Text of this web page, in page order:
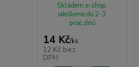
14 Kč/ks
12 Kč bez
DPH
Skladem e-shop,
odešleme do 2-3
prac.dnů